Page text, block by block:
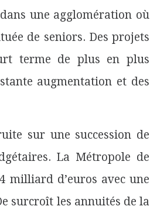
une agglomération où
de seniors. Des projets
terme de plus en plus
augmentation et des
sur une succession de
La Métropole de
milliard d’euros avec une
surcroît les annuités de la